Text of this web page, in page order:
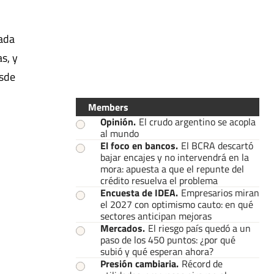
y
Members
Opinión. El crudo argentino se acopla
al mundo
El foco en bancos. El BCRA descartó
bajar encajes y no intervendrá en la
mora: apuesta a que el repunte del
crédito resuelva el problema
Encuesta de IDEA. Empresarios miran
el 2027 con optimismo cauto: en qué
sectores anticipan mejoras
Mercados. El riesgo país quedó a un
paso de los 450 puntos: ¿por qué
subió y qué esperan ahora?
Presión cambiaria. Récord de